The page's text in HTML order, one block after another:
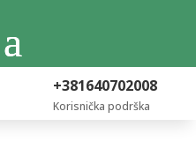
+381640702008
Korisnička podrška